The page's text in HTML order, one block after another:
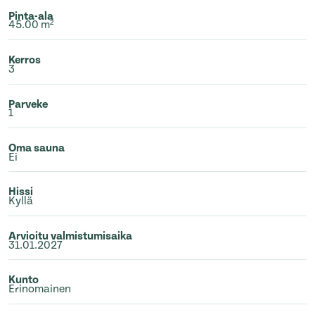
Pinta-ala
45.00 m²
Kerros
3
Parveke
1
Oma sauna
Ei
Hissi
Kyllä
Arvioitu valmistumisaika
31.01.2027
Kunto
Erinomainen